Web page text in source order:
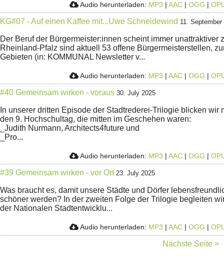
Audio herunterladen: MP3 | AAC | OGG |
KG#07 - Auf einen Kaffee mit...Uwe Schneidewind 11. September
Der Beruf der Bürgermeister:innen scheint immer unattraktiver
Rheinland-Pfalz sind aktuell 53 offene Bürgermeisterstellen,
Gebieten (in: KOMMUNAL Newsletter v...
Audio herunterladen: MP3 | AAC | OGG |
#40 Gemeinsam wirken - voraus 30. July 2025
In unserer dritten Episode der Stadtrederei-Trilogie blicken wir
den 9. Hochschultag, die mitten im Geschehen waren:
_Judith Nurmann, Architects4future und
_Pro...
Audio herunterladen: MP3 | AAC | OGG |
#39 Gemeinsam wirken - vor Ort 23. July 2025
Was braucht es, damit unsere Städte und Dörfer
schöner werden? In der zweiten Folge der Trilogie begleiten
der Nationalen Stadtentwicklu...
Audio herunterladen: MP3 | AAC | OGG |
Nächste Seite >